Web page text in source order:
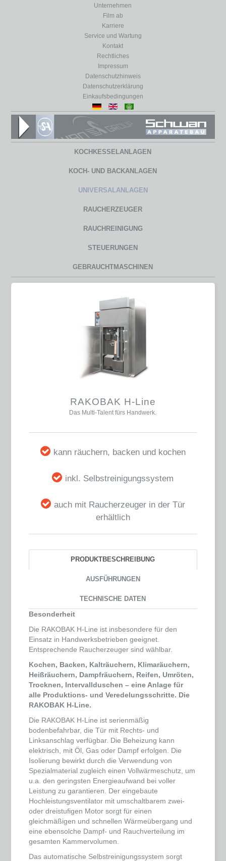
Unternehmen
Film ab
Karriere
Service und Wartung
Kontakt
Rechtliches
Impressum
Datenschutzhinweis
Datenschutzerklärung
Einkaufsbedingungen
KOCHKESSELANLAGEN
KOCH- UND BACKANLAGEN
UNIVERSALANLAGEN
RAUCHERZEUGER
RAUCHREINIGUNG
STEUERUNGEN
GEBRAUCHTMASCHINEN
RAKOBAK H-Line
Das Multi-Talent fürs Handwerk.
kann räuchern, backen und kochen
inkl. Selbstreinigungssystem
auch mit Raucherzeuger in der Tür
erhältlich
PRODUKTBESCHREIBUNG
AUSFÜHRUNGEN
TECHNISCHE DATEN
Besonderheit
Die RAKOBAK H-Line ist insbesondere für den
Einsatz in Handwerksbetrieben geeignet.
Entsprechende Raucherzeuger sind wählbar.
Kochen, Backen, Kalträuchern, Klimaräuchern,
Heißräuchern, Dampfräuchern, Reifen, Umröten,
Trocknen, Intervallduschen – eine Anlage für
alle Produktions- und Veredelungsschritte. Die
RAKOBAK H-Line.
Die RAKOBAK H-Line ist serienmäßig
bodenbefahrbar, die Tür mit Rechts- und
Linksanschlag verfügbar. Die Beheizung kann
elektrisch, mit Öl, Gas oder Dampf erfolgen. Die
Isolierung bewirkt durch die Verwendung von
Spezialmaterial zugleich einen Vollwärmeschutz, um
u.a. den geringsten Energieaufwand bei voller
Leistung zu garantieren. Der eingebaute
Hochleistungsventilator mit umschaltbarem zwei-
oder dreistufigen Motor sorgt für einen
gleichmäßigen und schnellen Wärmeübergang und
eine ebensolche Dampf- und Rauchverteilung im
gesamten Kammervolumen.
Das automatische Selbstreinigungssystem sorgt